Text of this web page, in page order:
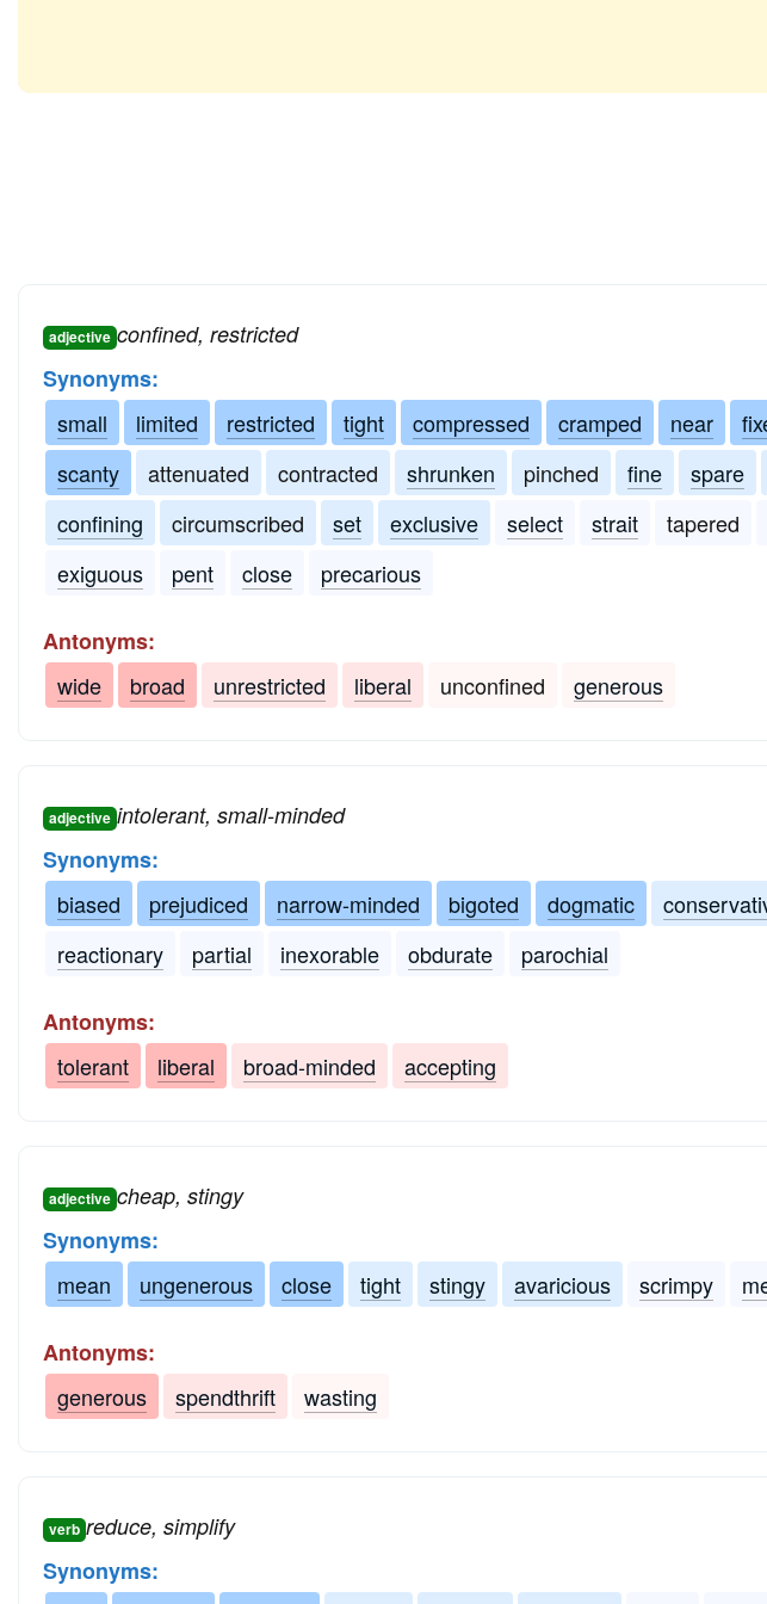
adjective confined, restricted
Synonyms:
small
limited restricted tight compressed cramped near
scanty
attenuated contracted shrunken pinched fine spare
confining
circumscribed set exclusive select strait tapered
exiguous
pent close precarious
Antonyms:
wide
broad unrestricted liberal unconfined generous
adjective intolerant, small-minded
Synonyms:
biased
prejudiced narrow-minded bigoted dogmatic
reactionary
partial inexorable obdurate parochial
Antonyms:
tolerant
liberal broad-minded accepting
adjective cheap, stingy
Synonyms:
mean
ungenerous close tight stingy avaricious scrimpy
Antonyms:
generous
spendthrift wasting
verb reduce, simplify
Synonyms: